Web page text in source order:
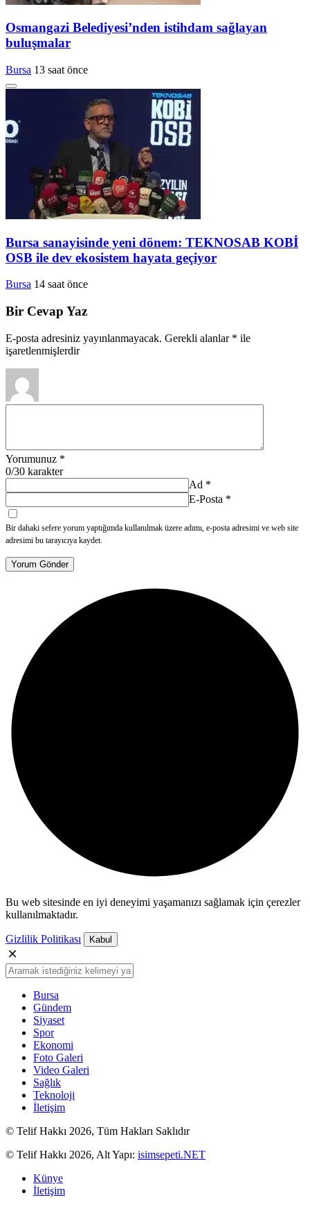
Osmangazi Belediyesi’nden istihdam sağlayan
buluşmalar
Bursa 13 saat önce
Bursa sanayisinde yeni dönem: TEKNOSAB KOBİ
OSB ile dev ekosistem hayata geçiyor
Bursa 14 saat önce
Bir Cevap Yaz
E-posta adresiniz yayınlanmayacak. Gerekli alanlar * ile
işaretlenmişlerdir
Yorumunuz *
0/30 karakter
Ad *
E-Posta *
Bir dahaki sefere yorum yaptığımda kullanılmak üzere adımı, e-posta adresimi ve web site
adresimi bu tarayıcıya kaydet.
Yorum Gönder
Bu web sitesinde en iyi deneyimi yaşamanızı sağlamak için çerezler
kullanılmaktadır.
Gizlilik Politikası Kabul
Bursa
Gündem
Siyaset
Spor
Ekonomi
Foto Galeri
Video Galeri
Sağlık
Teknoloji
İletişim
© Telif Hakkı 2026, Tüm Hakları Saklıdır
© Telif Hakkı 2026, Alt Yapı: isimsepeti.NET
Künye
İletişim